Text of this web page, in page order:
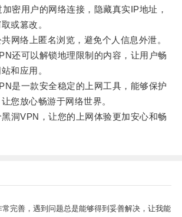
用户的网络连接，隐藏真实IP地址，
或篡改。
络上匿名浏览，避免个人信息外泄。
可以解锁地理限制的内容，让用户畅
和应用。
一款安全稳定的上网工具，能够保护
您放心畅游于网络世界。
VPN，让您的上网体验更加安心和畅
完善，遇到问题总是能够得到妥善解决，让我能